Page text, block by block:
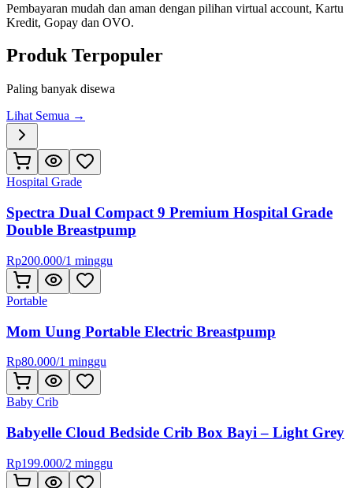
Pembayaran mudah dan aman dengan pilihan virtual account, Kartu
Kredit, Gopay dan OVO.
Produk Terpopuler
Paling banyak disewa
Lihat Semua →
Hospital Grade
Spectra Dual Compact 9 Premium Hospital Grade
Double Breastpump
Rp200.000/1 minggu
Portable
Mom Uung Portable Electric Breastpump
Rp80.000/1 minggu
Baby Crib
Babyelle Cloud Bedside Crib Box Bayi – Light Grey
Rp199.000/2 minggu